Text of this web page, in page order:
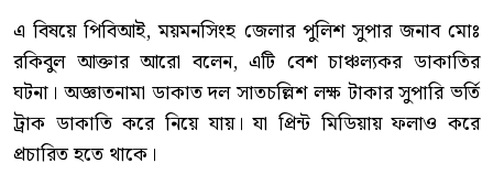
এ বিষয়ে পিবিআই, ময়মনসিংহ জেলার পুলিশ সুপার জনাব মোঃ
রকিবুল আক্তার আরো বলেন, এটি বেশ চাঞ্চল্যকর ডাকাতির
ঘটনা। অজ্ঞাতনামা ডাকাত দল সাতচল্লিশ লক্ষ টাকার সুপারি ভর্তি
ট্রাক ডাকাতি করে নিয়ে যায়। যা প্রিন্ট মিডিয়ায় ফলাও করে
প্রচারিত হতে থাকে।